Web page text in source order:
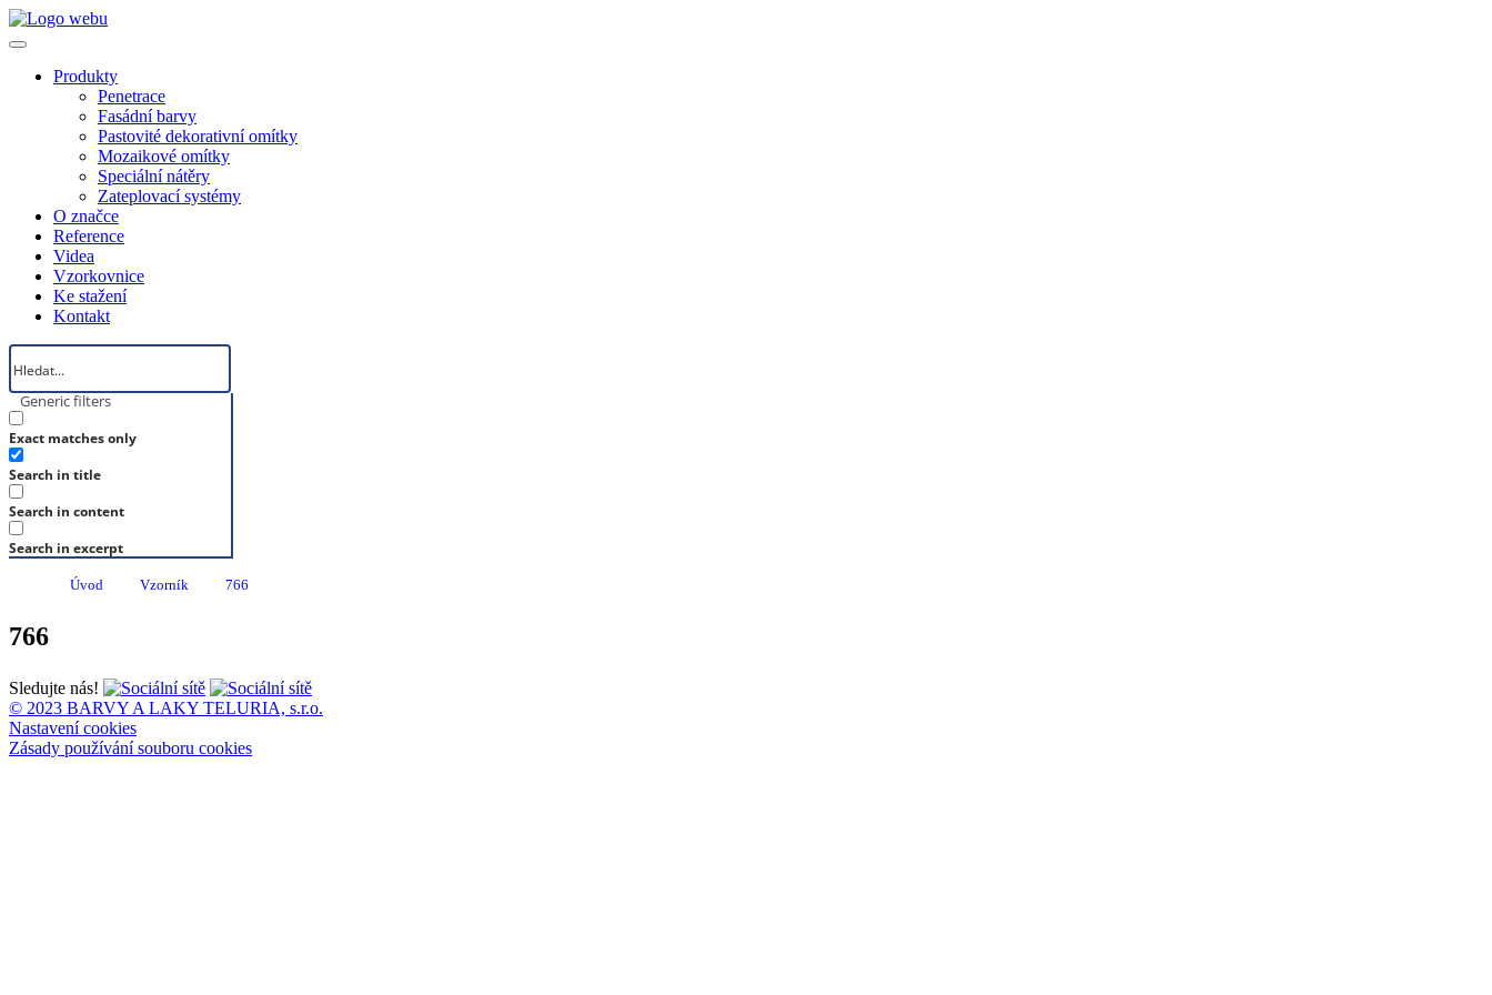
Produkty
Penetrace
Fasádní barvy
Pastovité dekorativní omítky
Mozaikové omítky
Speciální nátěry
Zateplovací systémy
O značce
Reference
Videa
Vzorkovnice
Ke stažení
Kontakt
Generic filters
Exact matches only
Search in title
Search in content
Search in excerpt
Úvod Vzorník 766
766
Sledujte nás!
© 2023 BARVY A LAKY TELURIA, s.r.o.
Nastavení cookies
Zásady používání souboru cookies